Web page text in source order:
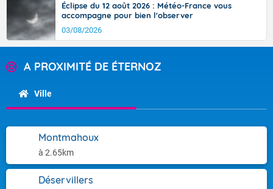
Éclipse du 12 août 2026 : Météo-France vous
accompagne pour bien l'observer
03/08/2026
A PROXIMITÉ DE ÉTERNOZ
Ville
Montmahoux
à 2.65km
Déservillers